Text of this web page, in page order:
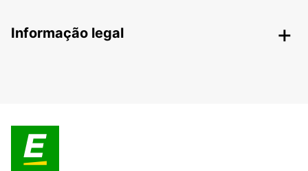
Informação legal